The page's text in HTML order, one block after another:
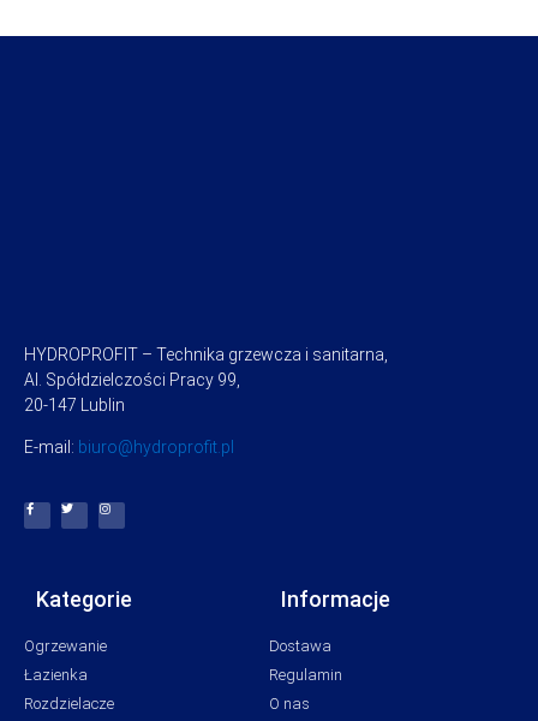
HYDROPROFIT – Technika grzewcza i sanitarna,
Al. Spółdzielczości Pracy 99,
20-147 Lublin
E-mail: biuro@hydroprofit.pl
Kategorie
Ogrzewanie
Łazienka
Rozdzielacze
Informacje
Dostawa
Regulamin
O nas